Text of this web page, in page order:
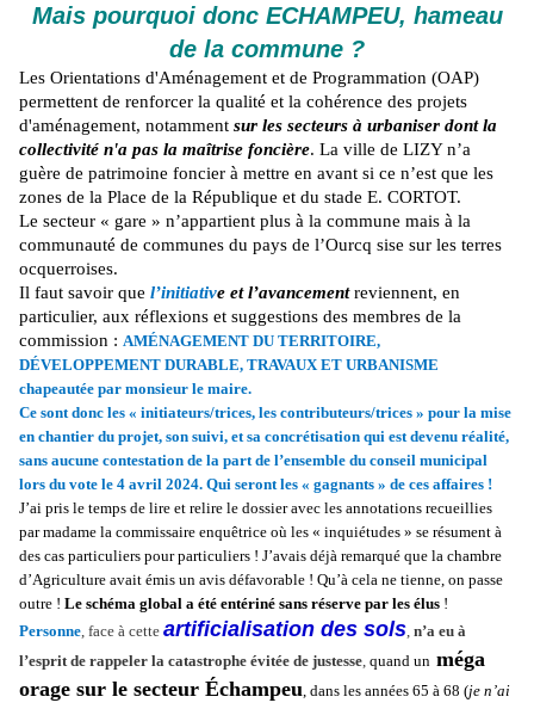
Mais pourquoi donc ECHAMPEU, hameau
de la commune ?
Les Orientations d'Aménagement et de Programmation (OAP)
permettent de renforcer la qualité et la cohérence des projets
d'aménagement, notamment sur les secteurs à urbaniser dont la
collectivité n'a pas la maîtrise foncière. La ville de LIZY n’a
guère de patrimoine foncier à mettre en avant si ce n’est que les
zones de la Place de la République et du stade E. CORTOT.
Le secteur « gare » n’appartient plus à la commune mais à la
communauté de communes du pays de l’Ourcq sise sur les terres
ocquerroises.
Il faut savoir que l’initiative et l’avancementreviennent, en
particulier, aux réflexions et suggestions des membres de la
commission : AMÉNAGEMENT DU TERRITOIRE,
DÉVELOPPEMENT DURABLE, TRAVAUX ET URBANISME
chapeautée par monsieur le maire.
Ce sont donc les « initiateurs/trices, les contributeurs/trices » pour la mise
en chantier du projet, son suivi, et sa concrétisation qui est devenu réalité,
sans aucune contestation de la part de l’ensemble du conseil municipal
lors du vote le 4 avril 2024. Qui seront les « gagnants » de ces affaires !
J’ai pris le temps de lire et relire le dossier avec les annotations recueillies
par madame la commissaire enquêtrice où les « inquiétudes » se résument à
des cas particuliers pour particuliers ! J’avais déjà remarqué que la chambre
d’Agriculture avait émis un avis défavorable ! Qu’à cela ne tienne, on passe
outre ! Le schéma global a été entériné sans réserve par les élus !
Personne, face à cette artificialisation des sols, n’a eu à
l’esprit de rappeler la catastrophe évitée de justesse, quand un méga
orage sur le secteur Échampeu, dans les années 65 à 68 (je n’ai